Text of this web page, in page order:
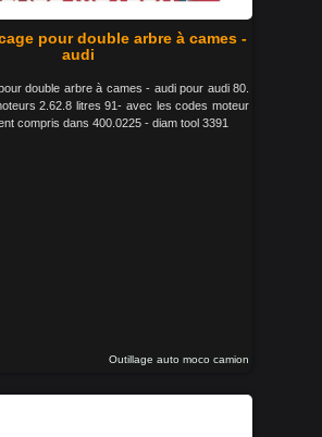
pour double arbre à cames -
audi
double arbre à cames - audi pour audi 80.
2.62.8 litres 91- avec les codes moteur
compris dans 400.0225 - diam tool 3391
Outillage auto moco camion